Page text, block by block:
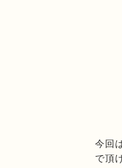
今回
で頂